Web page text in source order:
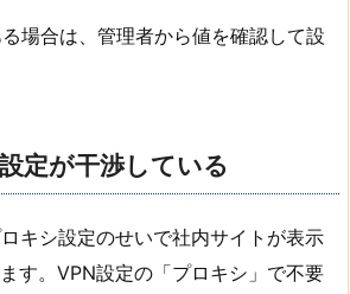
場合は、管理者から値を確認して設
定が干渉している
キシ設定のせいで社内サイトが表示
す。VPN設定の「プロキシ」で不要